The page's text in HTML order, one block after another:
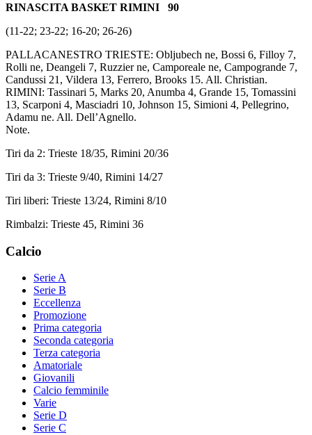
RINASCITA BASKET RIMINI 90
(11-22; 23-22; 16-20; 26-26)
PALLACANESTRO TRIESTE: Obljubech ne, Bossi 6, Filloy 7,
Rolli ne, Deangeli 7, Ruzzier ne, Camporeale ne, Campogrande 7,
Candussi 21, Vildera 13, Ferrero, Brooks 15. All. Christian.
RIMINI: Tassinari 5, Marks 20, Anumba 4, Grande 15, Tomassini
13, Scarponi 4, Masciadri 10, Johnson 15, Simioni 4, Pellegrino,
Adamu ne. All. Dell’Agnello.
Note.
Tiri da 2: Trieste 18/35, Rimini 20/36
Tiri da 3: Trieste 9/40, Rimini 14/27
Tiri liberi: Trieste 13/24, Rimini 8/10
Rimbalzi: Trieste 45, Rimini 36
Calcio
Serie A
Serie B
Eccellenza
Promozione
Prima categoria
Seconda categoria
Terza categoria
Amatoriale
Giovanili
Calcio femminile
Varie
Serie D
Serie C